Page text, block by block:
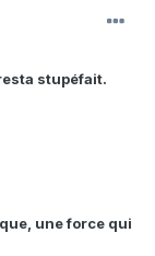
stupéfait.
une force qui